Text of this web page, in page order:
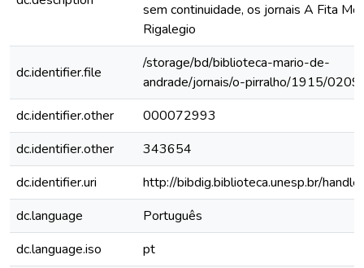
sem continuidade, os jornais A Fita
Rigalegio
dc.identifier.file
/storage/bd/biblioteca-mario-de-
andrade/jornais/o-pirralho/1915/
dc.identifier.other
000072993
dc.identifier.other
343654
dc.identifier.uri
http://bibdig.biblioteca.unesp.br/
dc.language
Português
dc.language.iso
pt